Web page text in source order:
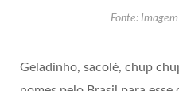
Fonte:
Geladinho, sacolé, chup